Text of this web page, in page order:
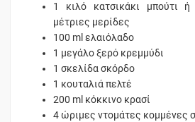
1 κιλό κατσικάκι μπούτι
μέτριες μερίδες
100 ml ελαιόλαδο
1 μεγάλο ξερό κρεμμύδι
1 σκελίδα σκόρδο
1 κουταλιά πελτέ
200 ml κόκκινο κρασί
4 ώριμες ντομάτες κομμένες